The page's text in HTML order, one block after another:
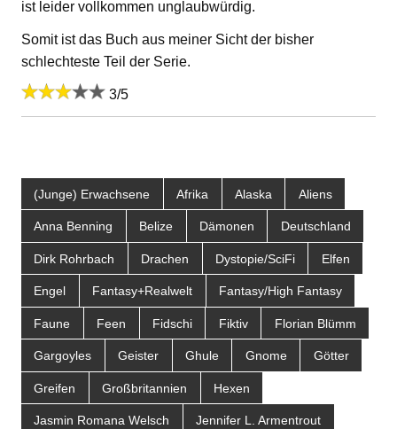
ist leider vollkommen unglaubwürdig.
Somit ist das Buch aus meiner Sicht der bisher
schlechteste Teil der Serie.
3/5
(Junge) Erwachsene Afrika Alaska Aliens
Anna Benning Belize Dämonen Deutschland
Dirk Rohrbach Drachen Dystopie/SciFi Elfen
Engel Fantasy+Realwelt Fantasy/High Fantasy
Faune Feen Fidschi Fiktiv Florian Blümm
Gargoyles Geister Ghule Gnome Götter
Greifen Großbritannien Hexen
Jasmin Romana Welsch Jennifer L. Armentrout